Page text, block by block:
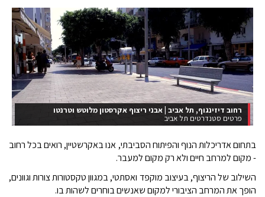
רח' שנקין ת"א, ריצוף אקרסטון מלוטש וטרנטו
צור וולף אדריכלי נוף
בתחום אדריכלות הנוף והפיתוח הסביבתי, אנו באקרשטיין, רואים בכל רחוב
- מקום למרחב חיים ולא רק מקום למעבר.
השילוב של הריצוף, בעיצוב מוקפד ואסתטי, במגוון טקסטורות צורות וגוונים,
הופך את המרחב הציבורי למקום שאנשים בוחרים לשהות בו.